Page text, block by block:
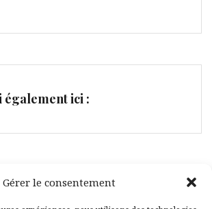
Gérer le consentement
également ici :